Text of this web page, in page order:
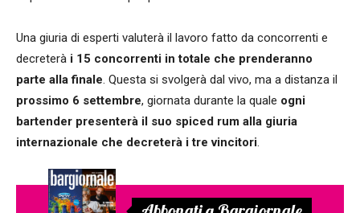
Una giuria di esperti valuterà il lavoro fatto da concorrenti e
decreterà i 15 concorrenti in totale che prenderanno
parte alla finale . Questa si svolgerà dal vivo, ma a distanza il
prossimo 6 settembre, giornata durante la quale ogni
bartender presenterà il suo spiced rum alla giuria
internazionale che decreterà i tre vincitori